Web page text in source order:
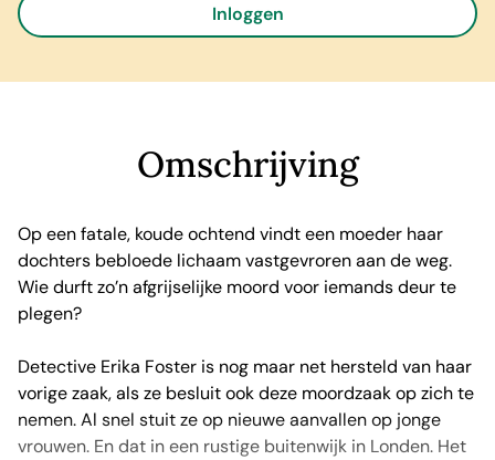
Inloggen
Omschrijving
Op een fatale, koude ochtend vindt een moeder haar
dochters bebloede lichaam vastgevroren aan de weg.
Wie durft zo’n afgrijselijke moord voor iemands deur te
plegen?
Detective Erika Foster is nog maar net hersteld van haar
vorige zaak, als ze besluit ook deze moordzaak op zich te
nemen. Al snel stuit ze op nieuwe aanvallen op jonge
vrouwen. En dat in een rustige buitenwijk in Londen. Het